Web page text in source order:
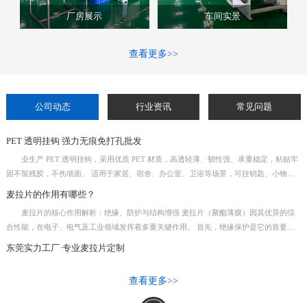
厂房展示 车间实景
查看更多>>
公司动态 行业资讯 常见问题
PET 透明挂钩 强力无痕免打孔批发
业生产 PET 透明挂钩，采用优质 PET 材质，高透轻薄、韧性强、承重稳定，粘贴牢
固不留残胶，不伤墙面。 适用于家居、宿舍、办公室、卫浴等场景，可挂钥匙、小物
厂家直供，现货充足，性价比高，品质可靠。
麦拉片的作用有哪些？
麦拉片的核心作用解析：绝缘、防护与结构增强 麦拉片（聚酯薄膜）因其优异的综
合性能，在电子、电气及工业领域发挥着多重关键作用。 首先，绝缘保护是它的首要功
气。黑色麦拉片还用于光学遮挡和防漏光。 此外，麦拉片具备耐温与尺寸稳定性，
在-60℃至150℃范围内不易变形，且有一定
东莞实力工厂·专业麦拉片定制
查看更多>>